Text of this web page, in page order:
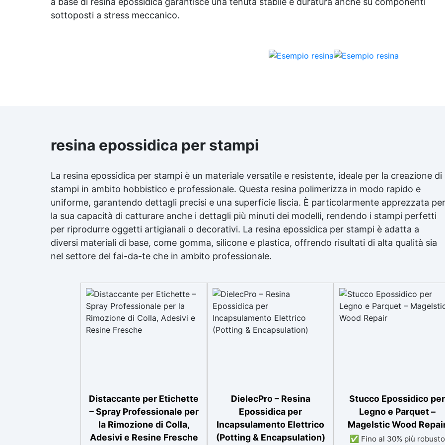
adatta per resine poliuretaniche
sottoposti a stress meccanico.
resina epossidica per stampi
La resina epossidica per stampi è un materiale versatile e resistente, ideale per la creazione di
stampi in ambito hobbistico e professionale. Questa resina polimerizza in modo rapido e
uniforme, garantendo dettagli precisi e una superficie liscia. È particolarmente apprezzata per
la sua capacità di catturare anche i dettagli più minuti dei modelli, rendendo i stampi perfetti
per riprodurre oggetti artigianali o decorativi. La resina epossidica per stampi è adatta a
diversi materiali di base, come gomma, silicone e plastica, offrendo risultati di alta qualità sia
nel settore del fai-da-te che in ambito professionale.
Distaccante per Etichette
– Spray Professionale per
la Rimozione di Colla,
Adesivi e Resine Fresche
DielecPro – Resina
Epossidica per
Incapsulamento Elettrico
(Potting & Encapsulation)
Stucco Epossidico per
Legno e Parquet –
Magelstic Wood
✅ Fino al 30% più robusto